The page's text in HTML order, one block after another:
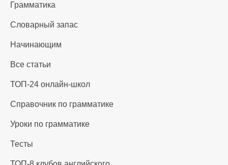
Грамматика
Словарный запас
Начинающим
Все статьи
ТОП-24 онлайн-школ
Справочник по грамматике
Уроки по грамматике
Тесты